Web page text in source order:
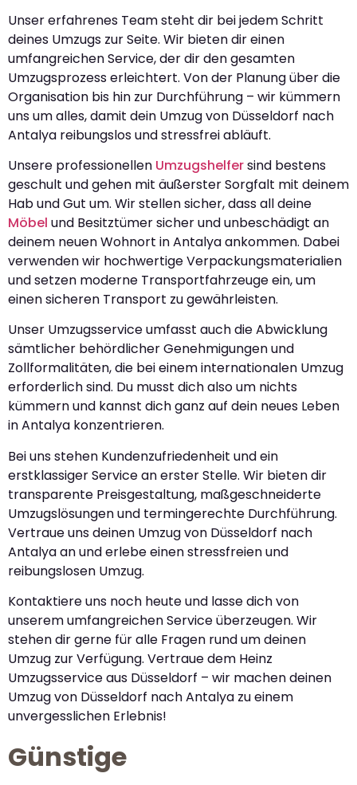
Unser erfahrenes Team steht dir bei jedem Schritt
deines Umzugs zur Seite. Wir bieten dir einen
umfangreichen Service, der dir den gesamten
Umzugsprozess erleichtert. Von der Planung über die
Organisation bis hin zur Durchführung – wir kümmern
uns um alles, damit dein Umzug von Düsseldorf nach
Antalya reibungslos und stressfrei abläuft.
Unsere professionellen Umzugshelfersind bestens
geschult und gehen mit äußerster Sorgfalt mit deinem
Hab und Gut um. Wir stellen sicher, dass all deine
Möbel und Besitztümer sicher und unbeschädigt an
deinem neuen Wohnort in Antalya ankommen. Dabei
verwenden wir hochwertige Verpackungsmaterialien
und setzen moderne Transportfahrzeuge ein, um
einen sicheren Transport zu gewährleisten.
Unser Umzugsservice umfasst auch die Abwicklung
sämtlicher behördlicher Genehmigungen und
Zollformalitäten, die bei einem internationalen Umzug
erforderlich sind. Du musst dich also um nichts
kümmern und kannst dich ganz auf dein neues Leben
in Antalya konzentrieren.
Bei uns stehen Kundenzufriedenheit und ein
erstklassiger Service an erster Stelle. Wir bieten dir
transparente Preisgestaltung, maßgeschneiderte
Umzugslösungen und termingerechte Durchführung.
Vertraue uns deinen Umzug von Düsseldorf nach
Antalya an und erlebe einen stressfreien und
reibungslosen Umzug.
Kontaktiere uns noch heute und lasse dich von
unserem umfangreichen Service überzeugen. Wir
stehen dir gerne für alle Fragen rund um deinen
Umzug zur Verfügung. Vertraue dem Heinz
Umzugsservice aus Düsseldorf – wir machen deinen
Umzug von Düsseldorf nach Antalya zu einem
unvergesslichen Erlebnis!
Günstige